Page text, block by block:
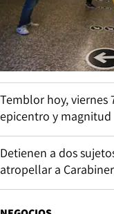
Temblor hoy, viernes
epicentro y magnitud
Detienen a dos
atropellar a